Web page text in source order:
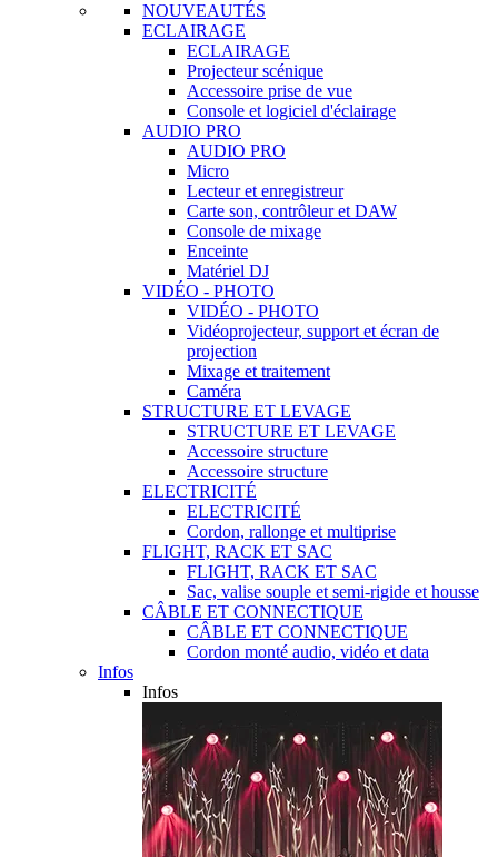
NOUVEAUTÉS
ECLAIRAGE
ECLAIRAGE
Projecteur scénique
Accessoire prise de vue
Console et logiciel d'éclairage
AUDIO PRO
AUDIO PRO
Micro
Lecteur et enregistreur
Carte son, contrôleur et DAW
Console de mixage
Enceinte
Matériel DJ
VIDÉO - PHOTO
VIDÉO - PHOTO
Vidéoprojecteur, support et écran de
projection
Mixage et traitement
Caméra
STRUCTURE ET LEVAGE
STRUCTURE ET LEVAGE
Accessoire structure
Accessoire structure
ELECTRICITÉ
ELECTRICITÉ
Cordon, rallonge et multiprise
FLIGHT, RACK ET SAC
FLIGHT, RACK ET SAC
Sac, valise souple et semi-rigide et housse
CÂBLE ET CONNECTIQUE
CÂBLE ET CONNECTIQUE
Cordon monté audio, vidéo et data
Infos
Infos